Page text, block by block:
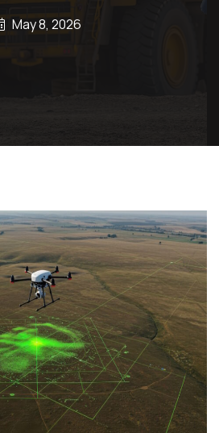
May 8, 2026